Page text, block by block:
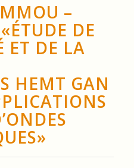
–
DE
ET DE LA
HEMT GAN